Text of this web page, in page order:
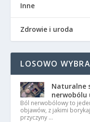
Inne
Zdrowie i uroda
LOSOWO
Naturalne
nerwobólu
Ból nerwobólowy to
objawów, z jakimi
przyczyny …